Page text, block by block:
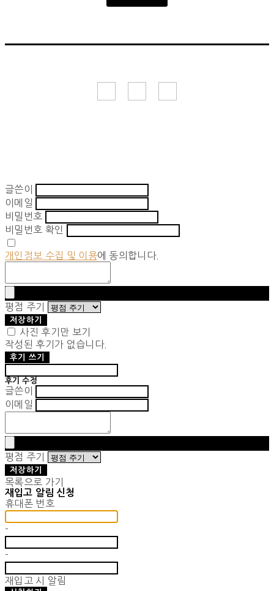
글쓴이
이메일
비밀번호
비밀번호 확인
개인정보 수집 및 이용에 동의합니다.
평점 주기
저장하기
사진 후기만 보기
작성된 후기가 없습니다.
후기 쓰기
후기 수정
글쓴이
이메일
평점 주기
저장하기
목록으로 가기
재입고 알림 신청
휴대폰 번호
-
-
재입고 시 알림